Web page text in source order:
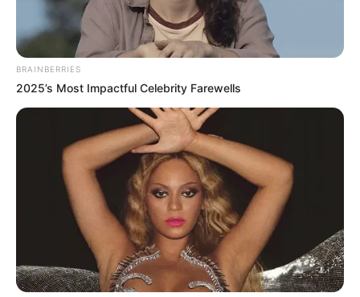
BRAINBERRIES
These Photos Make Us Nostalgic For The 70's
BRAINBERRIES
BRAINBERRIES
2025’s Most Impactful Celebrity Farewells